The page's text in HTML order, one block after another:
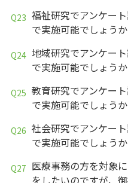
福祉研究でアンケー
で実施可能でしょうか
地域研究でアンケー
で実施可能でしょうか
教育研究でアンケー
で実施可能でしょうか
社会研究でアンケー
で実施可能でしょうか
医療事務の方を対象